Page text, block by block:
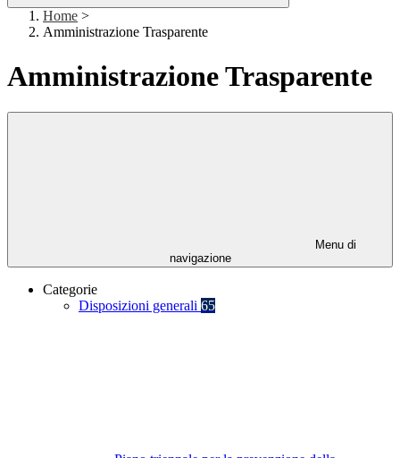
Home >
Amministrazione Trasparente
Amministrazione Trasparente
Menu di
navigazione
Categorie
Disposizioni generali 65